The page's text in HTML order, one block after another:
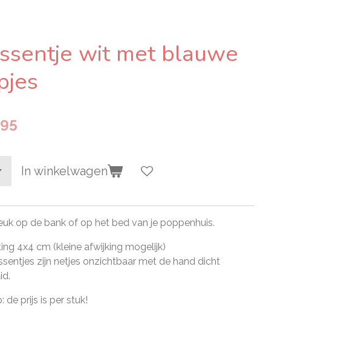
wit met blauwe
In winkelwagen
op de bank of op het bed van je poppenhuis.
4x4 cm (kleine afwijking mogelijk)
zijn netjes onzichtbaar met de hand dicht
de prijs is per stuk!